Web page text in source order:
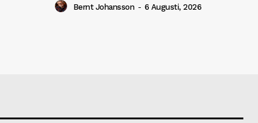
Bernt Johansson - 6 Augusti, 2026